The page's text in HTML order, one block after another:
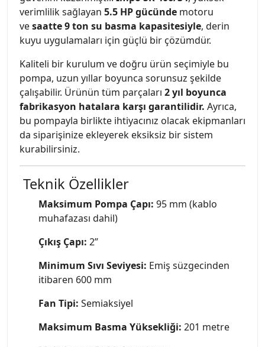
verimlilik sağlayan 5.5 HP gücünde motoru
vesaatte 9 ton su basma kapasitesiyle, derin
kuyu uygulamaları için güçlü bir çözümdür.
Kaliteli bir kurulum ve doğru ürün seçimiyle bu
pompa, uzun yıllar boyunca sorunsuz şekilde
çalışabilir. Ürünün tüm parçaları 2 yıl boyunca
fabrikasyon hatalara karşı garantilidir. Ayrıca,
bu pompayla birlikte ihtiyacınız olacak ekipmanları
da siparişinize ekleyerek eksiksiz bir sistem
kurabilirsiniz.
Teknik Özellikler
Maksimum Pompa Çapı: 95 mm (kablo
muhafazası dahil)
Çıkış Çapı: 2”
Minimum Sıvı Seviyesi: Emiş süzgecinden
itibaren 600 mm
Fan Tipi: Semiaksiyel
Maksimum Basma Yüksekliği: 201 metre